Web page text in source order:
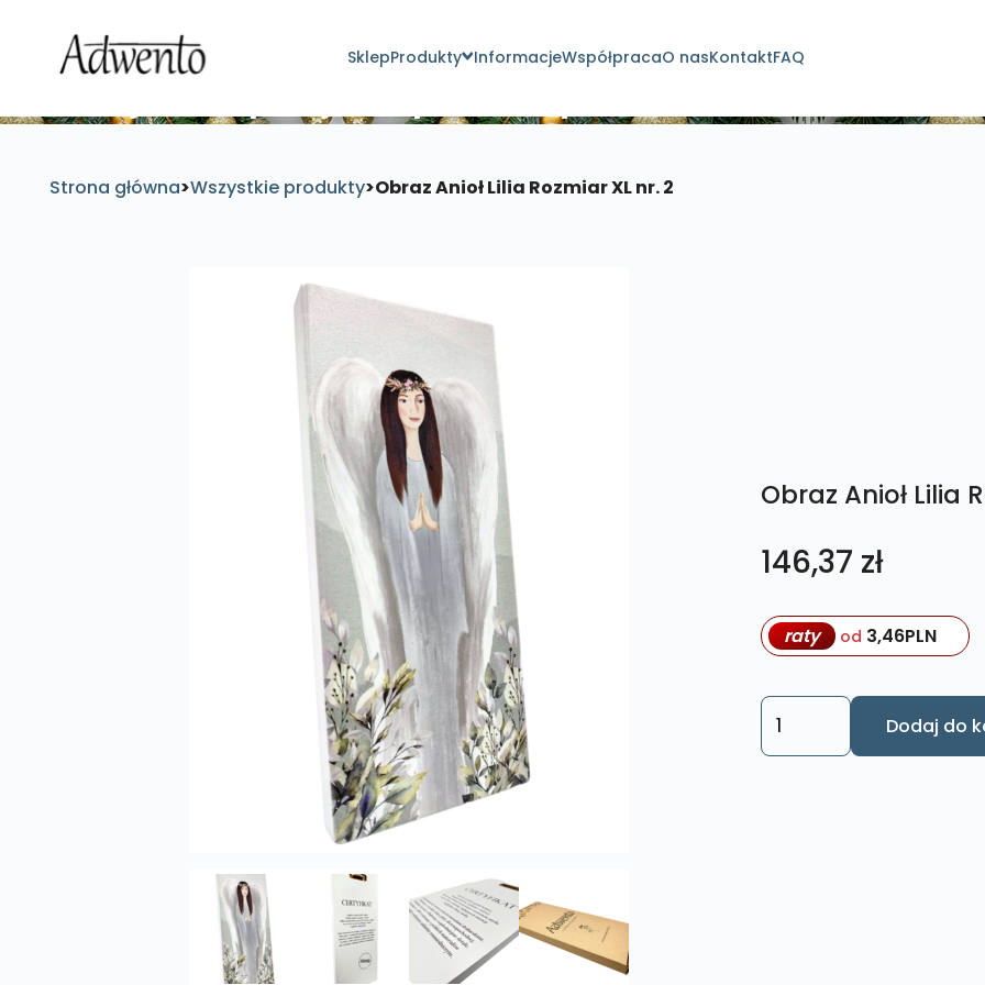
SklepProdukty InformacjeWspółpracaO nasKontaktFAQ
Strona główna>Wszystkie produkty>Obraz Anioł Lilia Rozmiar XL nr. 2
Obraz Anioł Lilia
146,37 zł
raty od 3,46PLN
ilość
Obraz
Dodaj do